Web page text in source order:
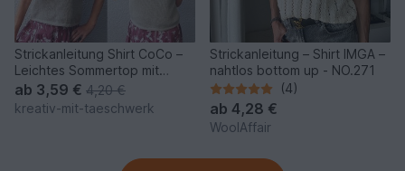
Strickanleitung Shirt CoCo –
Leichtes Sommertop mit
Lochmuster
ab 3,59 € 4,20 €
kreativ-mit-taeschwerk
Strickanleitung – Shirt IMGA –
nahtlos bottom up - NO.271
(4)
ab 4,28 €
WoolAffair